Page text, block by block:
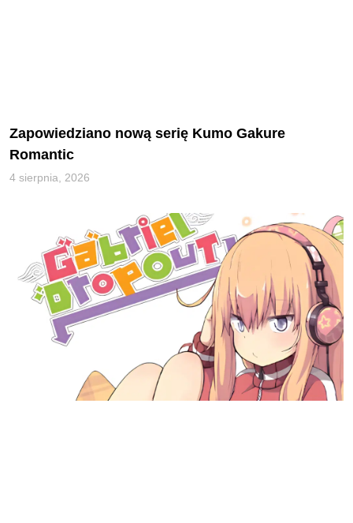
Zapowiedziano nową serię Kumo Gakure
Romantic
4 sierpnia, 2026